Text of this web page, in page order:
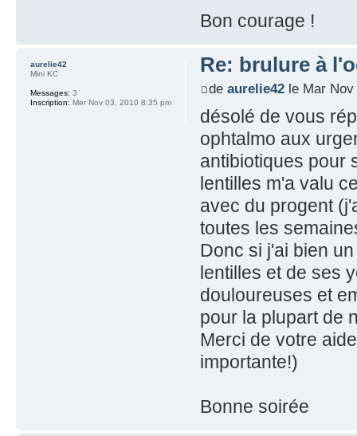
Bon courage !
Re: brulure à
de aurelie42le Mar Nov
désolé de vous
ophtalmo aux
antibiotiques pour
lentilles m'a valu
avec du progent
toutes les
Donc si j'ai bien
lentilles et de ses
douloureuses et
pour la plupart de
Merci de votre
importante!)
Bonne soirée
aurelie42
Mini KC
Messages: 3
Inscription: Mer Nov 03, 2010 8:35 pm